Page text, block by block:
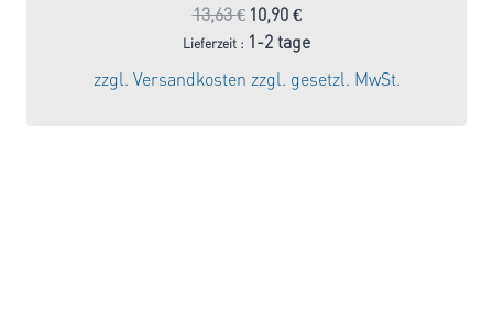
13,63€ Ursprünglicher
Preis
war:
13,63 €
10,90 €Aktueller
Preis
Lieferzeit : 1-2 tage
zzgl. Versandkosten zzgl. gesetzl. MwSt.